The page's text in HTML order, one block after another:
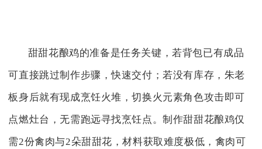
甜甜花酿鸡的准备是任务关键，若背包已有成品
可直接跳过制作步骤，快速交付；若没有库存，朱老
板身后就有现成烹饪火堆，切换火元素角色攻击即可
点燃灶台，无需跑远寻找烹饪点。制作甜甜花酿鸡仅
需2份禽肉与2朵甜甜花，材料获取难度极低，禽肉可